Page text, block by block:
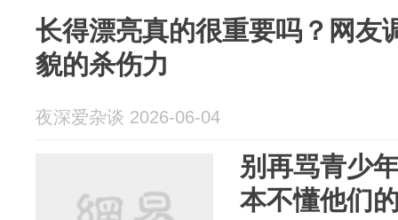
长得漂亮真的很重要吗？网友
貌的杀伤力
夜深爱杂谈 2026-06-04
别再骂青少
本不懂他们